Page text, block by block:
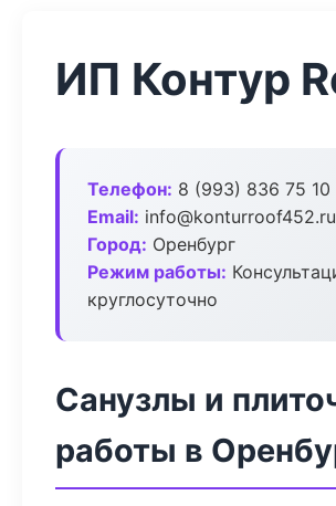
ИП Контур
Телефон: 8 (993) 836 75 10
Email: info@konturroof452.ru
Город: Оренбург
Режим работы:
круглосуточно
Санузлы и
работы в